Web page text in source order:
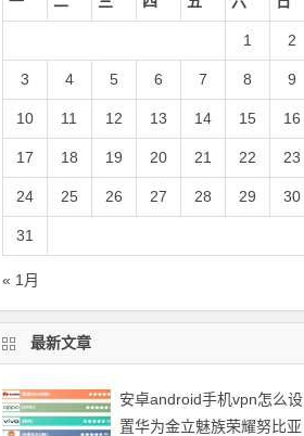
1 2
3 4 5 6 7 8 9
10 11 12 13 14 15 16
17 18 19 20 21 22 23
24 25 26 27 28 29 30
31
« 1月
最新文章
安卓android手机vpn怎么设
置华为金立魅族荣耀努比亚